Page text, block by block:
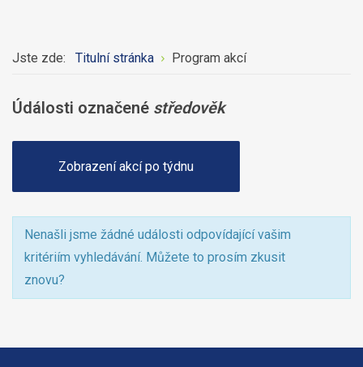
Jste zde: Titulní stránka Program akcí
Údálosti označené středověk
Zobrazení akcí po týdnu
Nenašli jsme žádné události odpovídající vašim
kritériím vyhledávání. Můžete to prosím zkusit
znovu?